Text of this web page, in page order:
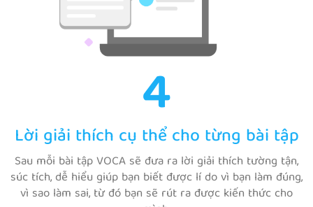
4
Lời giải thích cụ thể cho từng bài tập
Sau mỗi bài tập VOCA sẽ đưa ra lời giải thích tường tận,
súc tích, dễ hiểu giúp bạn biết được lí do vì bạn làm đúng,
vì sao làm sai, từ đó bạn sẽ rút ra được kiến thức cho